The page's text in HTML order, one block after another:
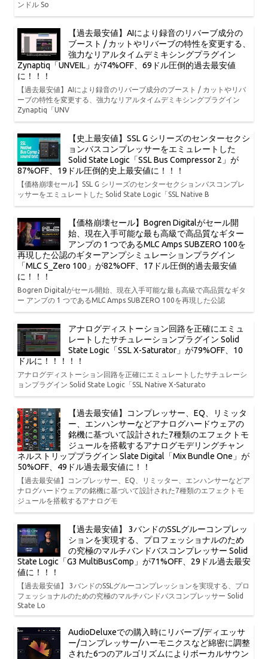
ンドル So
【過去最安値】AIにより録音のリバーブ成分の
ブースト / カットやリバーブの特性を変更する、
強力なリアルタイムデミキシングプラグイン
Zynaptiq「UNVEIL」が74%OFF、69ドル圧倒的過去最安値
に！！！
【過去最安値】AIにより録音のリバーブ成分のブースト / カットやリバ
ーブの特性を変更する、強力なリアルタイムデミキシングプラグイン
Zynaptiq「UNV
【史上最安値】SSL G シリーズのセンターセクシ
ョンバスコンプレッサーをエミュレートした
Solid State Logic「SSL Bus Compressor 2」が
87%OFF、19ドル圧倒的史上最安値に！！！
【価格崩壊セール】SSL G シリーズのセンターセクションバスコンプレ
ッサーをエミュレートした Solid State Logic「SSL Native B
【価格崩壊セール】Bogren Digitalがセール開
始、現在入手可能な最も高級で高品質なギター
アンプの 1 つであるMLC Amps SUBZERO 100を
再現した公認のギターアンプシミュレーションプラグイン
「MLC S_Zero 100」が82%OFF、17ドル圧倒的過去最安値
に！！！
Bogren Digitalがセール開始、現在入手可能な最も高級で高品質なギタ
ー アンプの 1 つであるMLC Amps SUBZERO 100を再現した公認
アナログディストーション回路を正確にエミュ
レートしたサチュレーションプラグイン Solid
State Logic「SSL X-Saturator」が79%OFF、10
ドルに！！！！！
アナログディストーション回路を正確にエミュレートしたサチュレーシ
ョンプラグイン Solid State Logic「SSL Native X-Saturato
【過去最安値】コンプレッサー、EQ、リミッタ
ー、エンハンサーなどアナログハードウェアの
銘機に基づいて設計された7種類のエフェクトモ
ジュールを搭載するアナログモデリングチャン
ネルストリッププラグイン Slate Digital「Mix Bundle One」が
50%OFF、49ドル過去最安値に！！
【過去最安値】コンプレッサー、EQ、リミッター、エンハンサーなどア
ナログハードウェアの銘機に基づいて設計された7種類のエフェクトモ
ジュールを搭載するアナログモ
【過去最安値】 3バンドのSSLグルーコンプレッ
ションを実現する、プロフェッショナルのため
の究極のマルチバンドバスコンプレッサー Solid
State Logic「G3 MultiBusComp」が71%OFF、29ドル過去最安
値に！！！
【過去最安値】 3バンドのSSLグルーコンプレッションを実現する、プロ
フェッショナルのための究極のマルチバンドバスコンプレッサー Solid
State Lo
AudioDeluxeでの購入時にリバーブ/ディエッサ
ー/コンプレッサー/ハーモニクスなど綿密に調整
された6つのアルゴリズムによりボーカルサウン